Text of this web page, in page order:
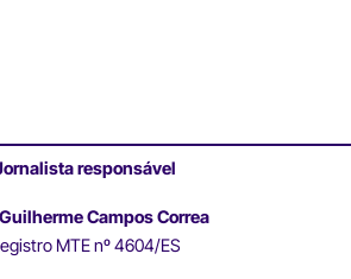
responsável
Campos Correa
MTE nº 4604/ES